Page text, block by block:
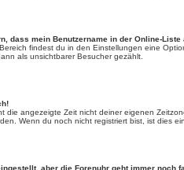
dass mein Benutzername in der Online-Liste
findest du in den Einstellungen eine
als unsichtbarer Besucher gezählt.
die angezeigte Zeit nicht deiner eigenen
Wenn du noch nicht registriert bist, ist dies
aber die Forenuhr geht immer noch